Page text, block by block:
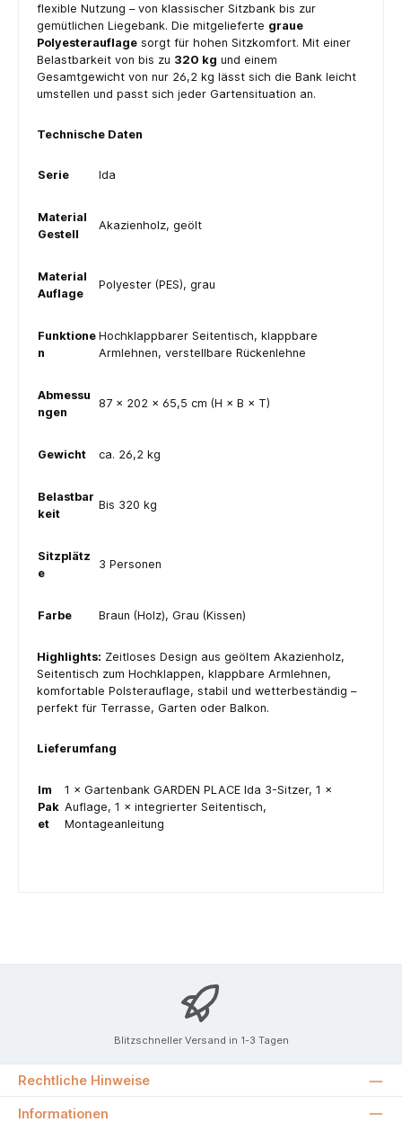
flexible Nutzung – von klassischer Sitzbank bis zur
gemütlichen Liegebank. Die mitgelieferte graue
Polyesterauflage sorgt für hohen Sitzkomfort. Mit einer
Belastbarkeit von bis zu 320 kg und einem
Gesamtgewicht von nur 26,2 kg lässt sich die Bank leicht
umstellen und passt sich jeder Gartensituation an.
Technische Daten
Serie Ida
Material
Gestell
Akazienholz, geölt
Material
Auflage
Polyester (PES), grau
Funktione
n
Hochklappbarer Seitentisch, klappbare
Armlehnen, verstellbare Rückenlehne
Abmessu
ngen
87 × 202 × 65,5 cm (H × B × T)
Gewicht ca. 26,2 kg
Belastbar
keit
Bis 320 kg
Sitzplätz
e
3 Personen
Farbe Braun (Holz), Grau (Kissen)
Highlights: Zeitloses Design aus geöltem Akazienholz,
Seitentisch zum Hochklappen, klappbare Armlehnen,
komfortable Polsterauflage, stabil und wetterbeständig –
perfekt für Terrasse, Garten oder Balkon.
Lieferumfang
Im
Pak
et
1 × Gartenbank GARDEN PLACE Ida 3-Sitzer, 1 ×
Auflage, 1 × integrierter Seitentisch,
Montageanleitung
Blitzschneller Versand in 1-3 Tagen
Rechtliche Hinweise
Informationen